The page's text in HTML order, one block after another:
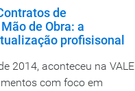
de
de Obra: a
profisisonal
2014, aconteceu na VALE
com foco em